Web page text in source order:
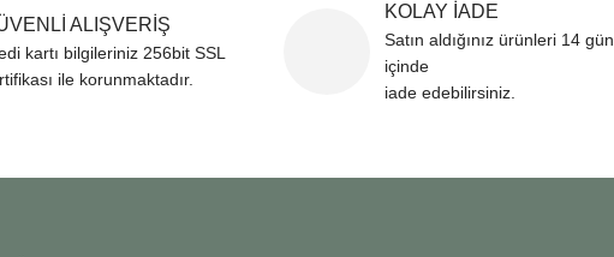
ALIŞVERİŞ
kartı bilgileriniz 256bit SSL
ile korunmaktadır.
KOLAY İADE
Satın aldığınız ürünleri 14 gün
içinde
iade edebilirsiniz.